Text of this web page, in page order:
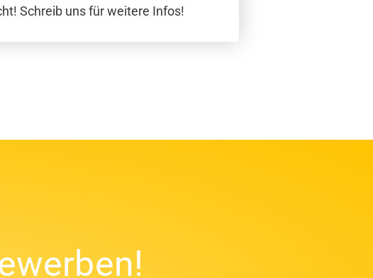
Schreib uns für weitere Infos!